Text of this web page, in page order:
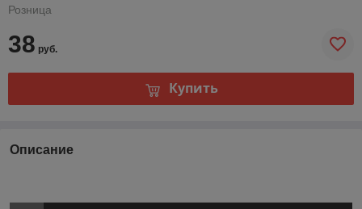
Розница
38 руб.
Купить
Описание